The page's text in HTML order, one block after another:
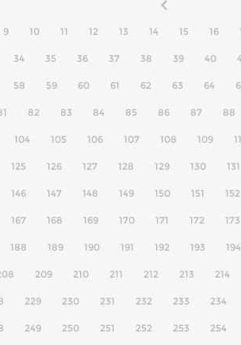
9 10 11 12 13 14 15 16
34 35 36 37 38 39 40
58 59 60 61 62 63 64
82 83 84 85 86 87 88
104 105 106 107 108 109
125 126 127 128 129 130 131
146 147 148 149 150 151 152
167 168 169 170 171 172 173
188 189 190 191 192 193 194
209 210 211 212 213 214
229 230 231 232 233 234
249 250 251 252 253 254